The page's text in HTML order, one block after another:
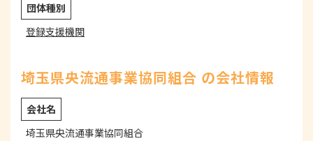
団体種別
登録支援機関
埼玉県央流通事業協同組合 の会社情報
会社名
埼玉県央流通事業協同組合